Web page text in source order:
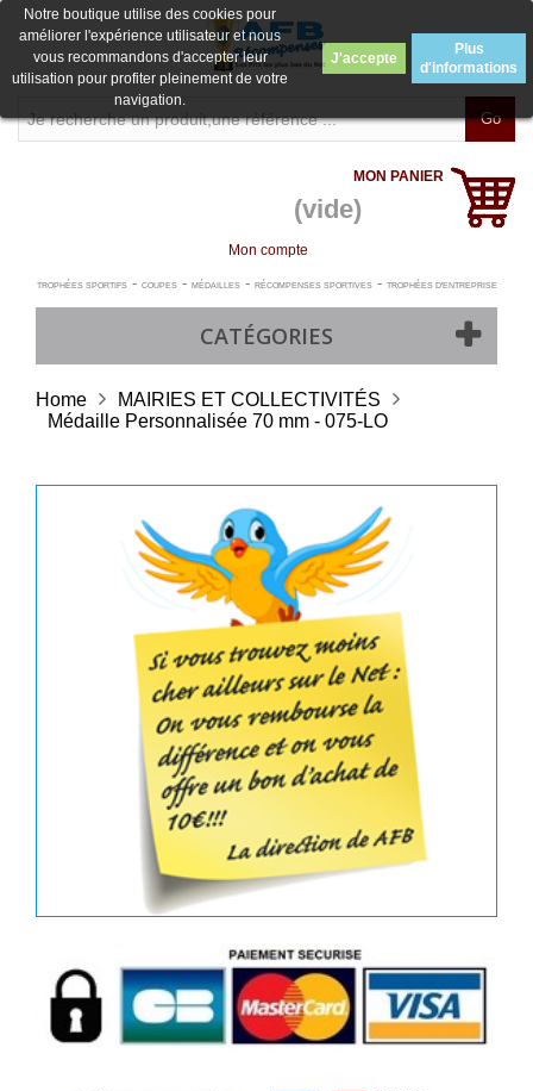
Go
MON PANIER
(vide)
Mon compte
TROPHÉES SPORTIFS- COUPES- MÉDAILLES- RÉCOMPENSES SPORTIVES- TROPHÉES D'ENTREPRISE
CATÉGORIES
Notre boutique utilise des cookies pour
améliorer l'expérience utilisateur et nous
vous recommandons d'accepter leur
utilisation pour profiter pleinement de votre
navigation.
J'accepte
Plus
d'informations
Home
MAIRIES ET COLLECTIVITÉS
Médaille Personnalisée 70 mm - 075-LO